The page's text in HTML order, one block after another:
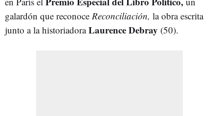
galardón que reconoce Reconciliación, la obra escrita
junto a la historiadoraLaurence Debray (50).